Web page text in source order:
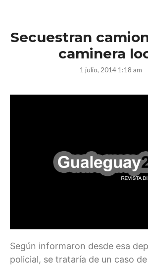
Secuestran
caminera
1 julio, 2014 1:18 am
Según informaron desde esa
policial, se trataría de un caso